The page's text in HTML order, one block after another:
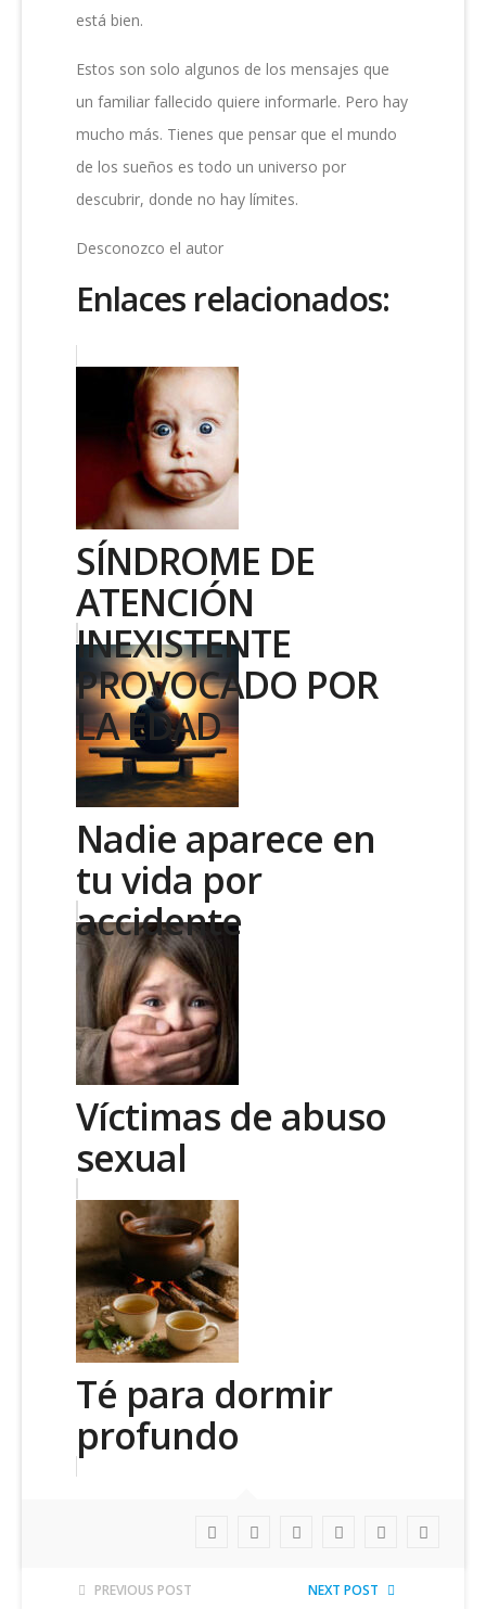
está bien.
Estos son solo algunos de los mensajes que
un familiar fallecido quiere informarle. Pero hay
mucho más. Tienes que pensar que el mundo
de los sueños es todo un universo por
descubrir, donde no hay límites.
Desconozco el autor
Enlaces relacionados:
SÍNDROME DE
ATENCIÓN
INEXISTENTE
PROVOCADO POR
LA EDAD
Nadie aparece en
tu vida por
accidente
Víctimas de abuso
sexual
Té para dormir
profundo
PREVIOUS POST NEXT POST